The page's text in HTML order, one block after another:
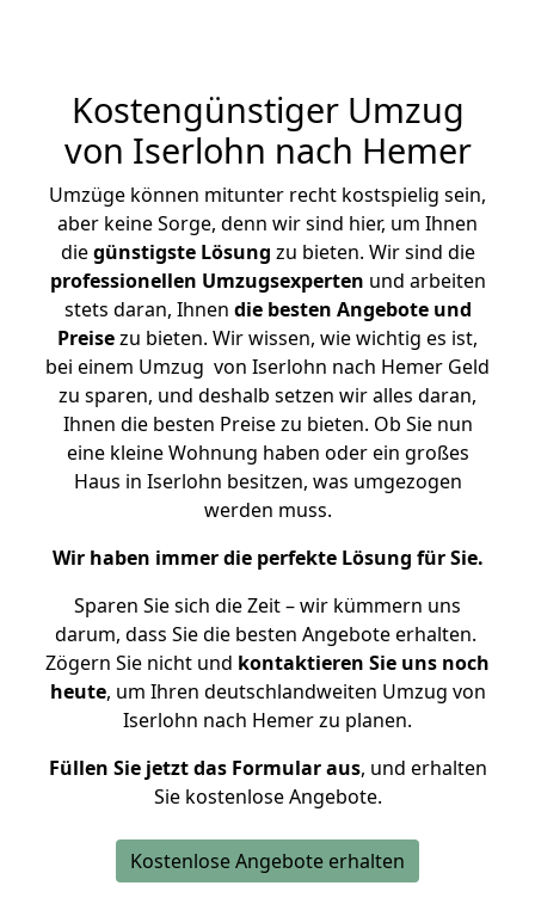
Kostengünstiger Umzug
von Iserlohn nach Hemer
Umzüge können mitunter recht kostspielig sein,
aber keine Sorge, denn wir sind hier, um Ihnen
diegünstigste Lösung zu bieten. Wir sind die
professionellen Umzugsexperten und arbeiten
stets daran, Ihnen die besten Angebote und
Preisezu bieten. Wir wissen, wie wichtig es ist,
bei einem Umzug von Iserlohn nach Hemer Geld
zu sparen, und deshalb setzen wir alles daran,
Ihnen die besten Preise zu bieten. Ob Sie nun
eine kleine Wohnung haben oder ein großes
Haus in Iserlohn besitzen, was umgezogen
werden muss.
Wir haben immer die perfekte Lösung für Sie.
Sparen Sie sich die Zeit – wir kümmern uns
darum, dass Sie die besten Angebote erhalten.
Zögern Sie nicht und kontaktieren Sie uns noch
heute, um Ihren deutschlandweiten Umzug von
Iserlohn nach Hemer zu planen.
Füllen Sie jetzt das Formular aus, und erhalten
Sie kostenlose Angebote.
Kostenlose Angebote erhalten